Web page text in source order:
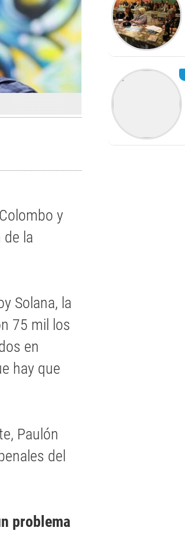
y
de la
Solana, la
75 mil los
en
hay que
Paulón
del
problema